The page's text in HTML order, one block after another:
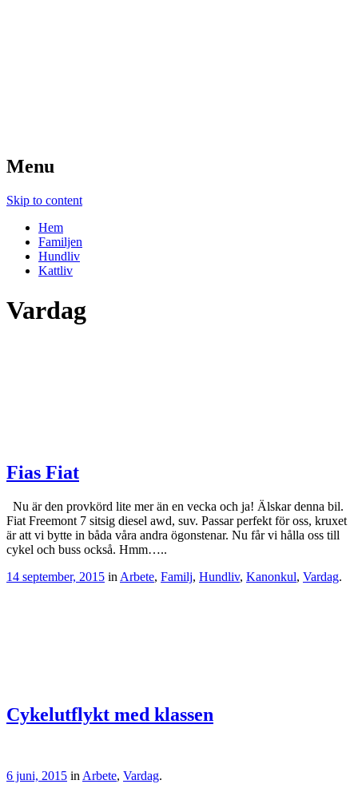
Menu
Skip to content
Hem
Familjen
Hundliv
Kattliv
Vardag
Fias Fiat
Nu är den provkörd lite mer än en vecka och ja! Älskar denna bil.
Fiat Freemont 7 sitsig diesel awd, suv. Passar perfekt för oss, kruxet
är att vi bytte in båda våra andra ögonstenar. Nu får vi hålla oss till
cykel och buss också. Hmm…..
14 september, 2015 in Arbete, Familj, Hundliv, Kanonkul, Vardag.
Cykelutflykt med klassen
6 juni, 2015 in Arbete, Vardag.